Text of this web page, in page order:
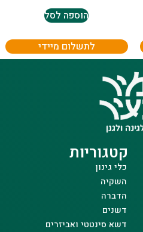
הוספה לסל
לתשלום מיידי
קטגוריות
כלי גינון
השקיה
הדברה
דשנים
דשא סינטטי ואביזרים